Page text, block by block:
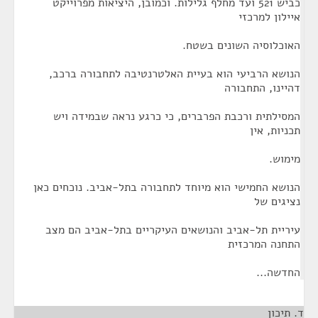
איילון למרכזי
האוכלוסיה השונים בשטח.
הנושא הרביעי הוא בעיית האלטרנטיבה לתחבורה ברכב,
דהיינו, התחבורה
המסילתית ורכבת הפרברים, כי כרגע נראה שבמידה ויש
תכניות, אין
מימוש.
הנושא החמישי הוא מיוחד לתחבורה בתל-אביב. נוכחים כאן
נציגים של
עיריית תל-אביב והנושאים העיקריים בתל-אביב הם מצב
התחנה המרכזית
החדשה...
ד. תיכון